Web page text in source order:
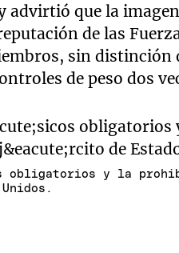
que la
de las
sin distinción
de peso dos
y la